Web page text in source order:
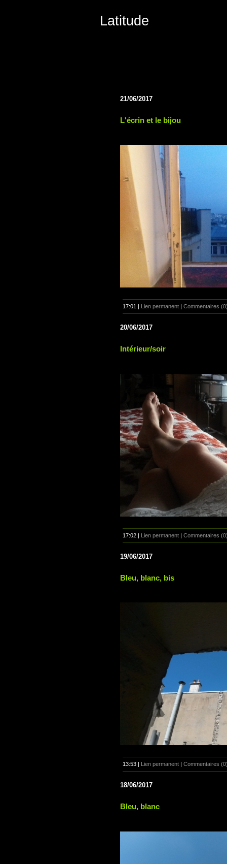
Latitude
21/06/2017
L'écrin et le bijou
17:01 | Lien permanent Commentaires
20/06/2017
Intérieur/soir
17:02 | Lien permanent | Commentaires
19/06/2017
Bleu, blanc, bis
13:53 | Lien permanent Commentaires
18/06/2017
Bleu, blanc